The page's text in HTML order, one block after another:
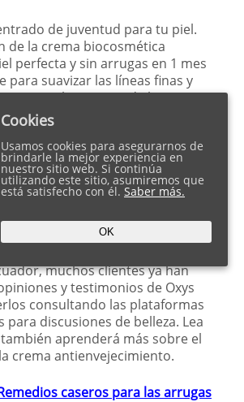
de juventud para tu piel.
de la crema biocosmética
perfecta y sin arrugas en 1 mes
para suavizar las líneas finas y
tensa el contorno de la cara.
antienvejecimiento estimula la
y elastina, restaurando así
La composición de Oxys es
Esto significa que puede
todos los días sin
por contraindicaciones
etc. A diferencia de los
producto es seguro de usar.
muchos clientes ya han
y testimonios de Oxys
consultando las plataformas
para discusiones de belleza. Lea
aprenderá más sobre el
crema antienvejecimiento.
caseros para las arrugas
Cookies
Usamos cookies para asegurarnos de
brindarle la mejor experiencia en
nuestro sitio web. Si continúa
utilizando este sitio, asumiremos que
está satisfecho con él. Saber más.
OK